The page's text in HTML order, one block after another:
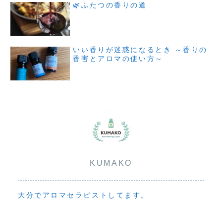
🌿ふたつの香りの道
いい香りが迷惑になるとき ～香りの
香害とアロマの使い方～
KUMAKO
大分でアロマセラピストしてます。